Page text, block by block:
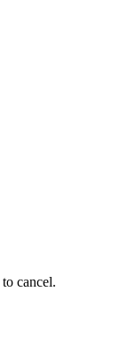
to cancel.